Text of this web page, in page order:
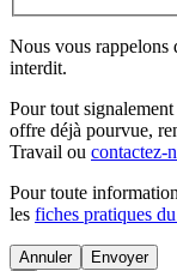
Nous vous rappelons
interdit.
Pour tout
offre déjà pourvue,
Travail ou contactez-
Pour toute
les fiches pratiques
Annuler